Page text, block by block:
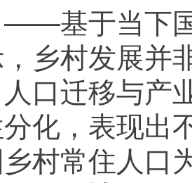
于当下国
乡村发展并
口迁移与产
化，表现出
村常住人口